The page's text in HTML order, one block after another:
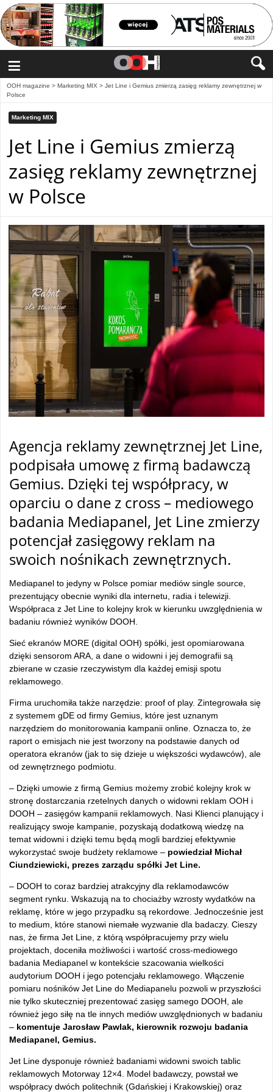
≡
OOH magazine > Marketing MIX > Jet Line i Gemius zmierzą zasięg reklamy zewnętrznej w
Polsce
Marketing MIX
Jet Line i Gemius zmierzą
zasięg reklamy zewnętrznej
w Polsce
Agencja reklamy zewnętrznej Jet Line,
podpisała umowę z firmą badawczą
Gemius. Dzięki tej współpracy, w
oparciu o dane z cross – mediowego
badania Mediapanel, Jet Line zmierzy
potencjał zasięgowy reklam na
swoich nośnikach zewnętrznych.
Mediapanel to jedyny w Polsce pomiar mediów single source,
prezentujący obecnie wyniki dla internetu, radia i telewizji.
Współpraca z Jet Line to kolejny krok w kierunku uwzględnienia w
badaniu również wyników DOOH.
Sieć ekranów MORE (digital OOH) spółki, jest opomiarowana
dzięki sensorom ARA, a dane o widowni i jej demografii są
zbierane w czasie rzeczywistym dla każdej emisji spotu
reklamowego.
Firma uruchomiła także narzędzie: proof of play. Zintegrowała się
z systemem gDE od firmy Gemius, które jest uznanym
narzędziem do monitorowania kampanii online. Oznacza to, że
raport o emisjach nie jest tworzony na podstawie danych od
operatora ekranów (jak to się dzieje u większości wydawców), ale
od zewnętrznego podmiotu.
– Dzięki umowie z firmą Gemius możemy zrobić kolejny krok w
stronę dostarczania rzetelnych danych o widowni reklam OOH i
DOOH – zasięgów kampanii reklamowych. Nasi Klienci planujący i
realizujący swoje kampanie, pozyskają dodatkową wiedzę na
temat widowni i dzięki temu będą mogli bardziej efektywnie
wykorzystać swoje budżety reklamowe – powiedział Michał
Ciundziewicki, prezes zarządu spółki Jet Line.
– DOOH to coraz bardziej atrakcyjny dla reklamodawców
segment rynku. Wskazują na to chociażby wzrosty wydatków na
reklamę, które w jego przypadku są rekordowe. Jednocześnie jest
to medium, które stanowi niemałe wyzwanie dla badaczy. Cieszy
nas, że firma Jet Line, z którą współpracujemy przy wielu
projektach, doceniła możliwości i wartość cross-mediowego
badania Mediapanel w kontekście szacowania wielkości
audytorium DOOH i jego potencjału reklamowego. Włączenie
pomiaru nośników Jet Line do Mediapanelu pozwoli w przyszłości
nie tylko skuteczniej prezentować zasięg samego DOOH, ale
również jego siłę na tle innych mediów uwzględnionych w badaniu
– komentuje Jarosław Pawlak, kierownik rozwoju badania
Mediapanel, Gemius.
Jet Line dysponuje również badaniami widowni swoich tablic
reklamowych Motorway 12×4. Model badawczy, powstał we
współpracy dwóch politechnik (Gdańskiej i Krakowskiej) oraz